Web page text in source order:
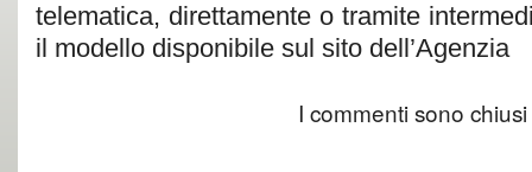
telematica, direttamente o tramite
il modello disponibile sul sito dell’Agenzia
I commenti sono chiusi